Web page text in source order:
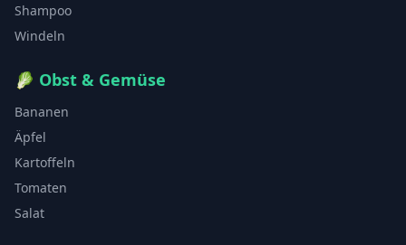
Shampoo
Windeln
🥬 Obst & Gemüse
Bananen
Äpfel
Kartoffeln
Tomaten
Salat